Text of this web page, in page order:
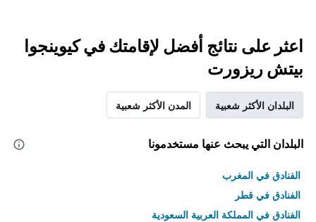
اعثر على نتائج أفضل لإقامتك في كيوينجوا
بيتش ريزورت
البلدان الأكثر شعبية المدن الأكثر شعبية
البلدان التي يبحث عنها مستخدمونا
الفنادق في المغرب
الفنادق في قطر
الفنادق في المملكة العربية السعودية